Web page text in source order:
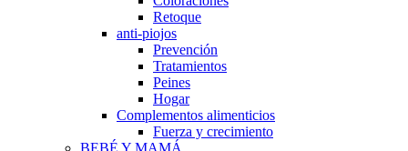
Retoque
anti-piojos
Prevención
Tratamientos
Peines
Hogar
Complementos alimenticios
Fuerza y crecimiento